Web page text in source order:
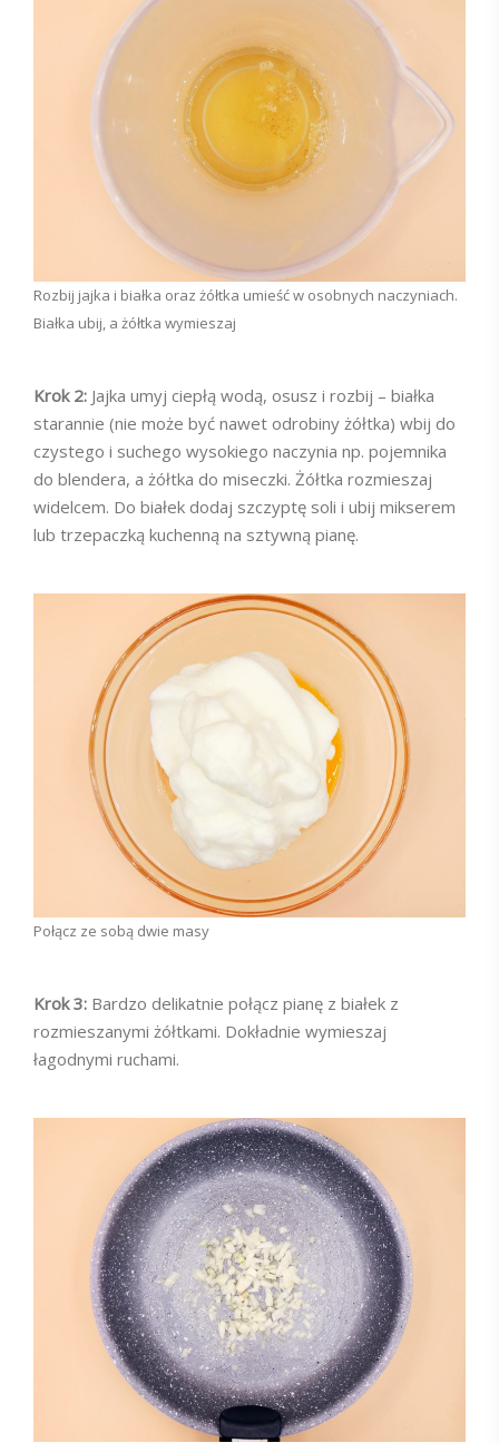
Rozbij jajka i białka oraz żółtka umieść w osobnych naczyniach.
Białka ubij, a żółtka wymieszaj
Krok 2: Jajka umyj ciepłą wodą, osusz i rozbij – białka
starannie (nie może być nawet odrobiny żółtka) wbij do
czystego i suchego wysokiego naczynia np. pojemnika
do blendera, a żółtka do miseczki. Żółtka rozmieszaj
widelcem. Do białek dodaj szczyptę soli i ubij mikserem
lub trzepaczką kuchenną na sztywną pianę.
Połącz ze sobą dwie masy
Krok 3: Bardzo delikatnie połącz pianę z białek z
rozmieszanymi żółtkami. Dokładnie wymieszaj
łagodnymi ruchami.